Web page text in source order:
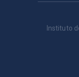
Instituto